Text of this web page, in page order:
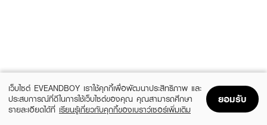
เว็บไซต์ EVEANDBOY เราใช้คุกกี้เพื่อพัฒนาประสิทธิภาพ และ
ประสบการณ์ที่ดีในการใช้เว็บไซต์ของคุณ คุณสามารถศึกษา
รายละเอียดได้ที่ เรียนรู้เกี่ยวกับคุกกี้ของเบราว์เซอร์เพิ่มเติม
ยอมรับ